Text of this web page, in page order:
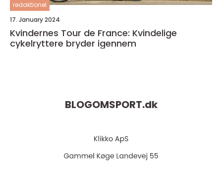
redaktionel
17. January 2024
Kvindernes Tour de France: Kvindelige
cykelryttere bryder igennem
BLOGOMSPORT.dk